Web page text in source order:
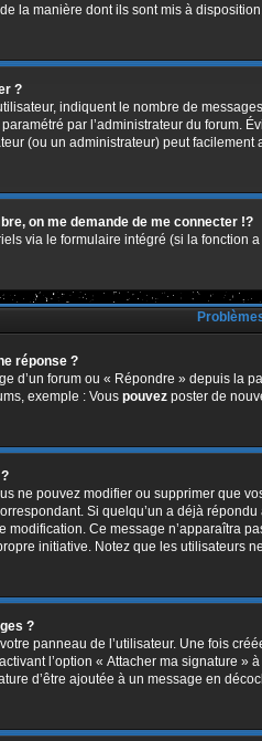
la manière dont ils sont mis à
?
indiquent le nombre de
par l’administrateur du
(ou un administrateur) peut facilement
on me demande de me connecter !?
via le formulaire intégré (si la
réponse ?
d’un forum ou « Répondre » depuis la
exemple : Vous pouvez poster de
ne pouvez modifier ou supprimer que
Si quelqu’un a déjà répondu
modification. Ce message n’apparaîtra
initiative. Notez que les utilisateurs
?
panneau de l’utilisateur. Une fois
l’option « Attacher ma signature »
d’être ajoutée à un message en